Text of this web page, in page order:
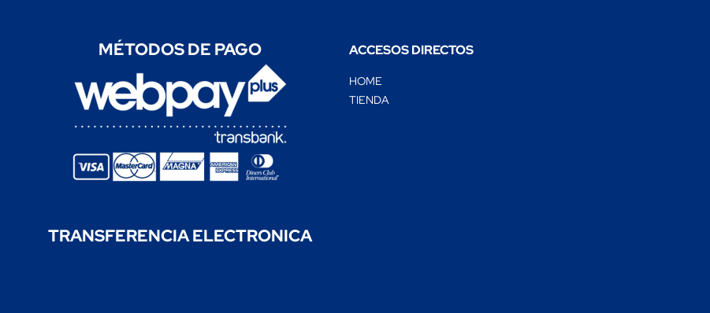
MÉTODOS DE PAGO
TRANSFERENCIAELECTRONICA
ACCESOS DIRECTOS
HOME
TIENDA